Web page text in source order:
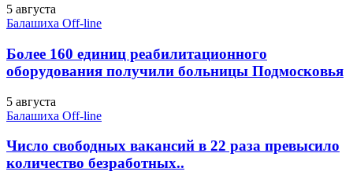
5 августа
Балашиха Off-line
Более 160 единиц реабилитационного
оборудования получили больницы Подмосковья
5 августа
Балашиха Off-line
Число свободных вакансий в 22 раза превысило
количество безработных..